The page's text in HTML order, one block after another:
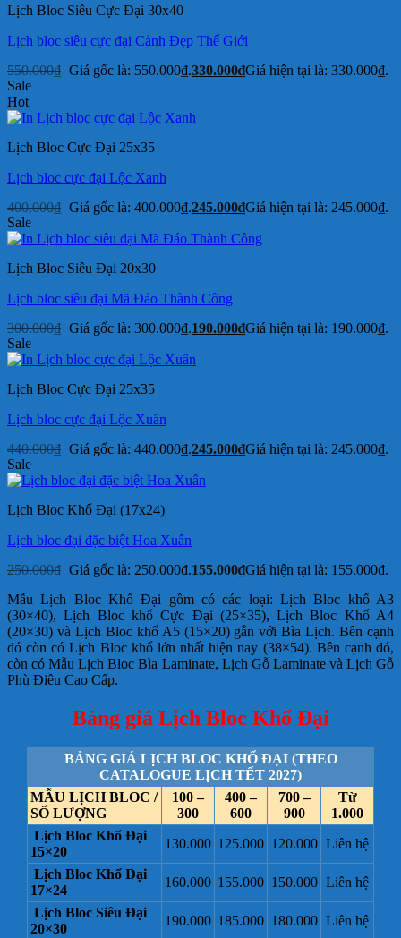
Lịch Bloc Siêu Cực Đại 30x40
Lịch bloc siêu cực đại Cảnh Đẹp Thế Giới
550.000₫ Giá gốc là: 550.000₫.330.000₫Giá hiện tại là: 330.000₫.
Sale
Hot
Lịch Bloc Cực Đại 25x35
Lịch bloc cực đại Lộc Xanh
400.000₫ Giá gốc là: 400.000₫.245.000₫Giá hiện tại là: 245.000₫.
Sale
Lịch Bloc Siêu Đại 20x30
Lịch bloc siêu đại Mã Đáo Thành Công
300.000₫ Giá gốc là: 300.000₫.190.000₫Giá hiện tại là: 190.000₫.
Sale
Lịch Bloc Cực Đại 25x35
Lịch bloc cực đại Lộc Xuân
440.000₫ Giá gốc là: 440.000₫.245.000₫Giá hiện tại là: 245.000₫.
Sale
Lịch Bloc Khổ Đại (17x24)
Lịch bloc đại đặc biệt Hoa Xuân
250.000₫ Giá gốc là: 250.000₫.155.000₫Giá hiện tại là: 155.000₫.
Mẫu Lịch Bloc Khổ Đại gồm có các loại: Lịch Bloc khổ A3
(30×40), Lịch Bloc khổ Cực Đại (25×35), Lịch Bloc Khổ A4
(20×30) và Lịch Bloc khổ A5 (15×20) gắn với Bìa Lịch. Bên cạnh
đó còn có Lịch Bloc khổ lớn nhất hiện nay (38×54). Bên cạnh đó,
còn có Mẫu Lịch Bloc Bìa Laminate, Lịch Gỗ Laminate và Lịch Gỗ
Phù Điêu Cao Cấp.
Bảng giá Lịch Bloc Khổ Đại
BẢNG GIÁ LỊCH BLOC KHỔ ĐẠI (THEO
CATALOGUE LỊCH TẾT 2027)
MẪU LỊCH BLOC /
SỐ LƯỢNG
100 –
300
400 –
600
700 –
900
Từ
1.000
Lịch Bloc Khổ Đại
15×20
130.000 125.000 120.000 Liên hệ
Lịch Bloc Khổ Đại
17×24
160.000 155.000 150.000 Liên hệ
Lịch Bloc Siêu Đại
20×30
190.000 185.000 180.000 Liên hệ